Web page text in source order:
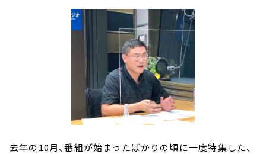
去年の10月、番組が始まったばかりの頃に一度特集した、